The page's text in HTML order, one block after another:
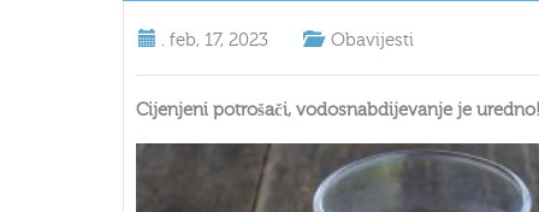
. feb, 17, 2023 Obavijesti
Cijenjeni potrošači, vodosnabdijevanje je uredno!